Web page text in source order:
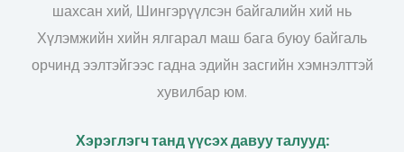
шахсан хий, Шингэрүүлсэн байгалийн хий нь
Хүлэмжийн хийн ялгарал маш бага буюу байгаль
орчинд ээлтэйгээс гадна эдийн засгийн хэмнэлттэй
хувилбар юм.
Хэрэглэгч танд үүсэх давуу талууд: